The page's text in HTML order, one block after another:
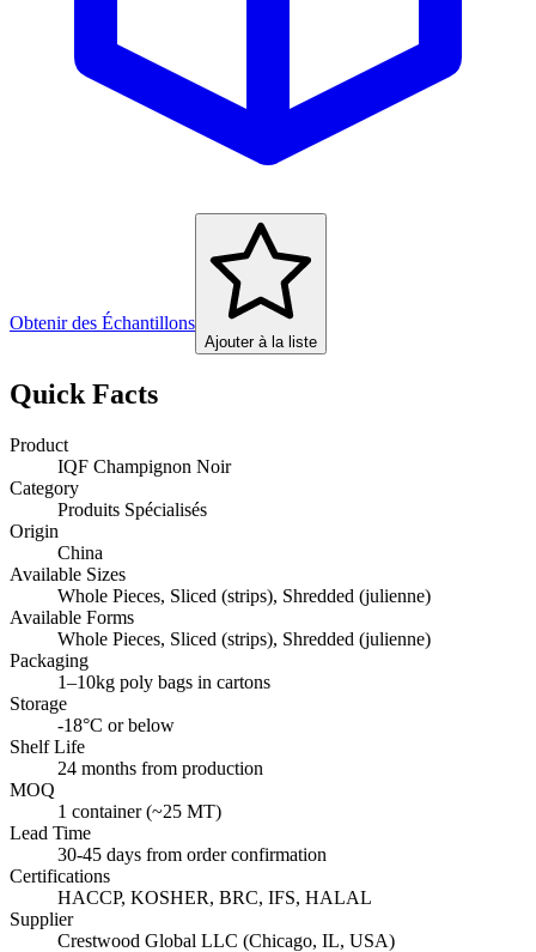
Obtenir des Échantillons
Ajouter à la liste
Quick Facts
Product
IQF Champignon Noir
Category
Produits Spécialisés
Origin
China
Available Sizes
Whole Pieces, Sliced (strips), Shredded (julienne)
Available Forms
Whole Pieces, Sliced (strips), Shredded (julienne)
Packaging
1–10kg poly bags in cartons
Storage
-18°C or below
Shelf Life
24 months from production
MOQ
1 container (~25 MT)
Lead Time
30-45 days from order confirmation
Certifications
HACCP, KOSHER, BRC, IFS, HALAL
Supplier
Crestwood Global LLC (Chicago, IL, USA)